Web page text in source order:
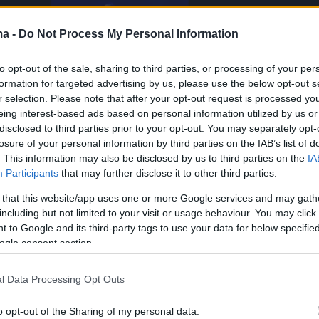
- Do Not Process My Personal Information
opt-out of the sale, sharing to third parties, or processing of your
for targeted advertising by us, please use the below opt-out
selection. Please note that after your opt-out request is processed
interest-based ads based on personal information utilized by us
to third parties prior to your opt-out. You may separately
of your personal information by third parties on the IAB’s list of
This information may also be disclosed by us to third parties on the
Participants that may further disclose it to other third parties.
that this website/app uses one or more Google services and may
but not limited to your visit or usage behaviour. You may
to Google and its third-party tags to use your data for below
consent section.
Data Processing Opt Outs
opt-out of the Sharing of my personal data.
5 Ιουνίου, η Δανάη Λιβιεράτου έκανε
προφίλ της με διάφορα στιγμιότυπα από τις
καμπαρέ σόου, ενώ λειτουργεί και ως